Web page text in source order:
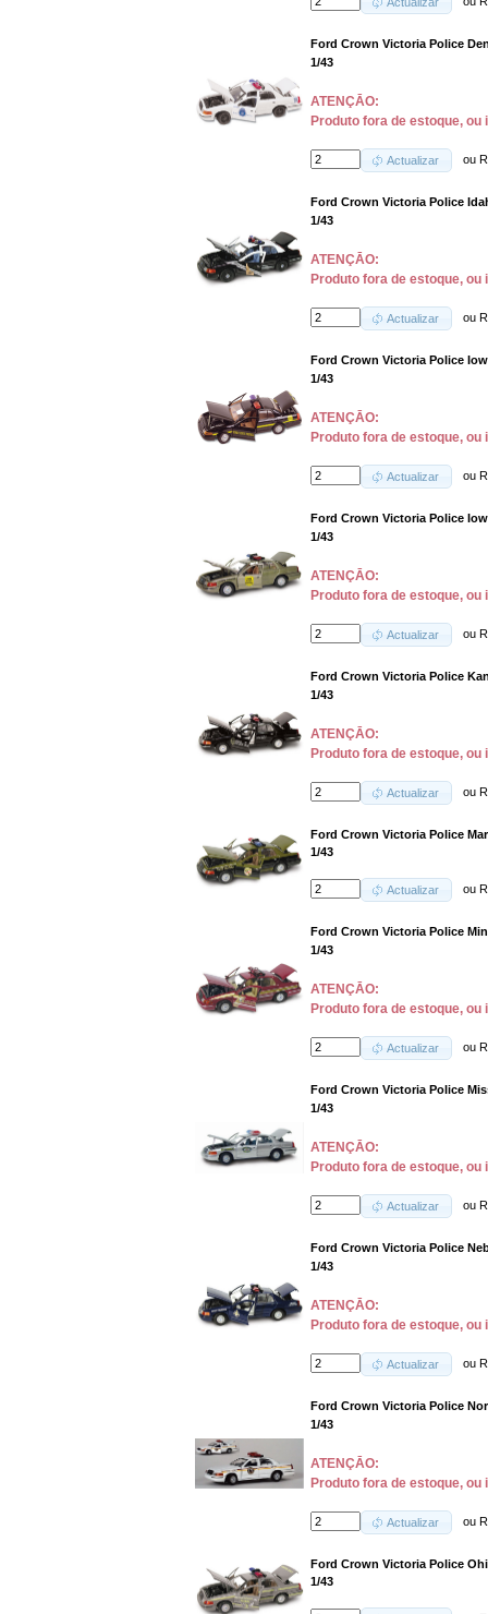
Ford Crown Victoria Police
1/43
ATENÇĀO:
Produto fora de estoque, ou
Actualizar ou
Ford Crown Victoria Police
1/43
ATENÇĀO:
Produto fora de estoque, ou
Actualizar ou
Ford Crown Victoria Police
1/43
ATENÇĀO:
Produto fora de estoque, ou
Actualizar ou
Ford Crown Victoria Police
1/43
ATENÇĀO:
Produto fora de estoque, ou
Actualizar ou
Ford Crown Victoria Police
1/43
ATENÇĀO:
Produto fora de estoque, ou
Actualizar ou
Ford Crown Victoria Police
1/43
Actualizar ou
Ford Crown Victoria Police
1/43
ATENÇĀO:
Produto fora de estoque, ou
Actualizar ou
Ford Crown Victoria Police
1/43
ATENÇĀO:
Produto fora de estoque, ou
Actualizar ou
Ford Crown Victoria Police
1/43
ATENÇĀO:
Produto fora de estoque, ou
Actualizar ou
Ford Crown Victoria Police
1/43
ATENÇĀO:
Produto fora de estoque, ou
Actualizar ou
Ford Crown Victoria Police
1/43